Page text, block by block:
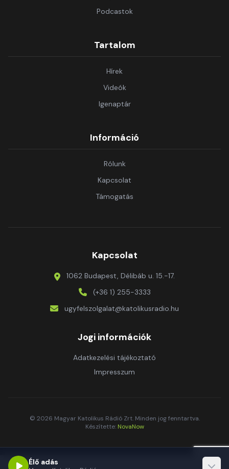
Podcastok
Tartalom
Hírek
Videók
Igenaptár
Információ
Rólunk
Kapcsolat
Támogatás
Kapcsolat
1062 Budapest, Délibáb u. 15.-17.
(+36 1) 255-3333
ugyfelszolgalat@katolikusradio.hu
Jogi információk
Adatkezelési tájékoztató
Impresszum
© 2026 Magyar Katolikus Rádió Zrt. Minden jog fenntartva.
Készítette: NovaNow
Élő adás